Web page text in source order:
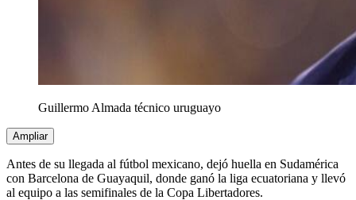
Guillermo Almada técnico uruguayo
Ampliar
Antes de su llegada al fútbol mexicano, dejó huella en Sudamérica
con Barcelona de Guayaquil, donde ganó la liga ecuatoriana y llevó
al equipo a las semifinales de la Copa Libertadores.